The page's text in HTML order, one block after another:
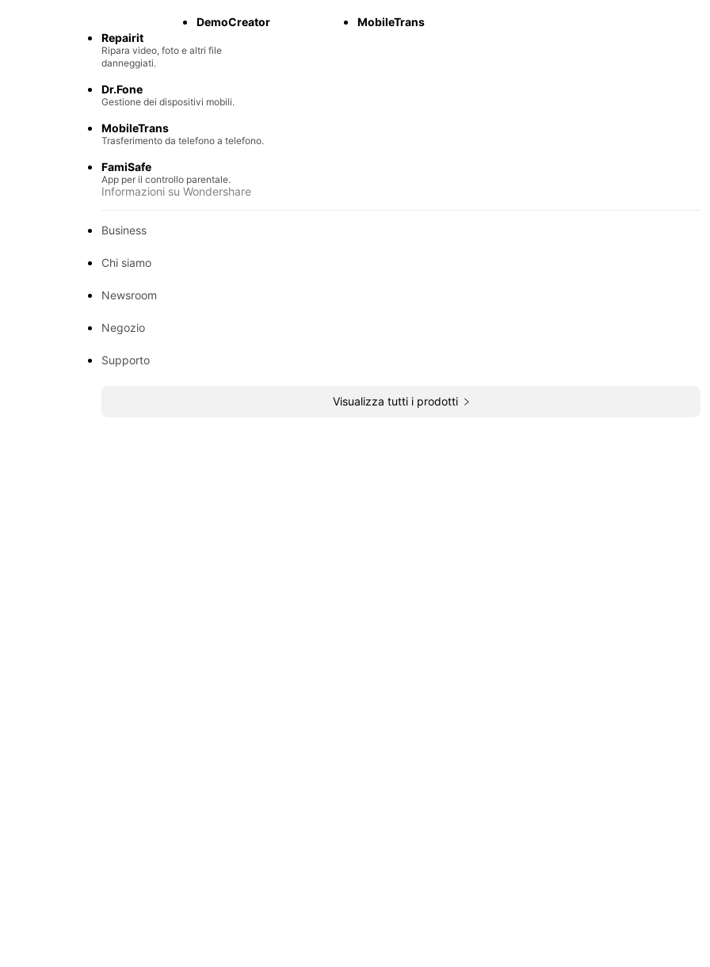
Repairit
Ripara video, foto e altri file
danneggiati.
Dr.Fone
Gestione dei dispositivi mobili.
MobileTrans
Trasferimento da telefono a telefono.
FamiSafe
App per il controllo parentale.
Informazioni su Wondershare
Business
Chi siamo
Newsroom
Negozio
Supporto
Visualizza tutti i prodotti
DemoCreator MobileTrans